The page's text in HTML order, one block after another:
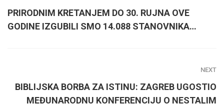
PRIRODNIM KRETANJEM DO 30. RUJNA OVE
GODINE IZGUBILI SMO 14.088 STANOVNIKA…
NEXT
BIBLIJSKA BORBA ZA ISTINU: ZAGREB UGOSTIO
MEĐUNARODNU KONFERENCIJU O NESTALIM